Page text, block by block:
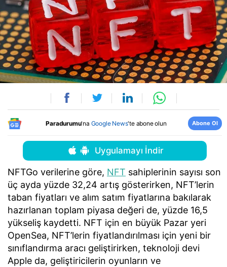
Paradurumu'na Google News'te abone olun Abone Ol
Uygulamayı İndir
NFTGo verilerine göre, NFT sahiplerinin sayısı son
üç ayda yüzde 32,24 artış gösterirken, NFT’lerin
taban fiyatları ve alım satım fiyatlarına bakılarak
hazırlanan toplam piyasa değeri de, yüzde 16,5
yükseliş kaydetti. NFT için en büyük Pazar yeri
OpenSea, NFT’lerin fiyatlandırılması için yeni bir
sınıflandırma aracı geliştirirken, teknoloji devi
Apple da, geliştiricilerin oyunların ve